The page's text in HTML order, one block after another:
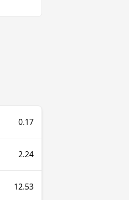
0.17
2.24
12.53